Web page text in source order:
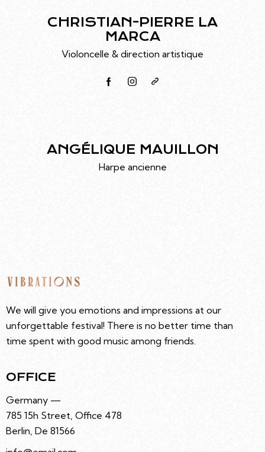
CHRISTIAN-PIERRE LA
MARCA
Violoncelle & direction artistique
ANGÉLIQUE MAUILLON
Harpe ancienne
We will give you emotions and impressions at our
unforgettable festival! There is no better time than
time spent with good music among friends.
OFFICE
Germany —
785 15h Street, Office 478
Berlin, De 81566